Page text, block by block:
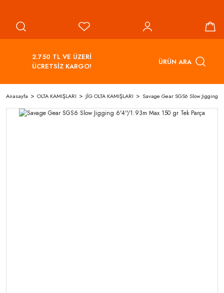
2.750 TL VE ÜZERİ
ÜCRETSİZ KARGO!
ÜRÜN ARA
Anasayfa OLTA KAMIŞLARI JİG OLTA KAMIŞLARI Savage Gear SGS6 Slow Jigging